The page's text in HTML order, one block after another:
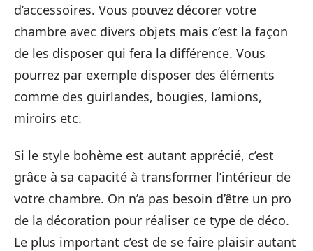
d’accessoires. Vous pouvez décorer votre
chambre avec divers objets mais c’est la façon
de les disposer qui fera la différence. Vous
pourrez par exemple disposer des éléments
comme des guirlandes, bougies, lamions,
miroirs etc.
Si le style bohème est autant apprécié, c’est
grâce à sa capacité à transformer l’intérieur de
votre chambre. On n’a pas besoin d’être un pro
de la décoration pour réaliser ce type de déco.
Le plus important c’est de se faire plaisir autant